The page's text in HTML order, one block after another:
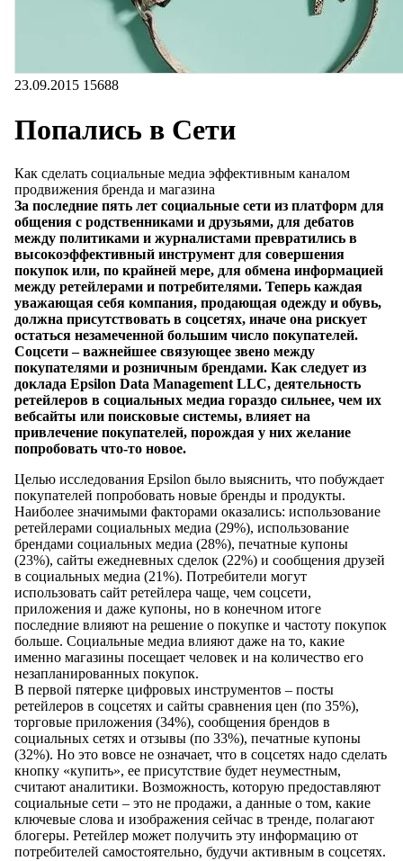
23.09.2015 15688
Попались в Сети
Как сделать социальные медиа эффективным каналом
продвижения бренда и магазина
За последние пять лет социальные сети из платформ для
общения с родственниками и друзьями, для дебатов
между политиками и журналистами превратились в
высокоэффективный инструмент для совершения
покупок или, по крайней мере, для обмена информацией
между ретейлерами и потребителями. Теперь каждая
уважающая себя компания, продающая одежду и обувь,
должна присутствовать в соцсетях, иначе она рискует
остаться незамеченной большим число покупателей.
Соцсети – важнейшее связующее звено между
покупателями и розничным брендами. Как следует из
доклада Epsilon Data Management LLC, деятельность
ретейлеров в социальных медиа гораздо сильнее, чем их
вебсайты или поисковые системы, влияет на
привлечение покупателей, порождая у них желание
попробовать что-то новое.
Целью исследования Epsilon было выяснить, что побуждает
покупателей попробовать новые бренды и продукты.
Наиболее значимыми факторами оказались: использование
ретейлерами социальных медиа (29%), использование
брендами социальных медиа (28%), печатные купоны
(23%), сайты ежедневных сделок (22%) и сообщения друзей
в социальных медиа (21%). Потребители могут
использовать сайт ретейлера чаще, чем соцсети,
приложения и даже купоны, но в конечном итоге
последние влияют на решение о покупке и частоту покупок
больше. Социальные медиа влияют даже на то, какие
именно магазины посещает человек и на количество его
незапланированных покупок.
В первой пятерке цифровых инструментов – посты
ретейлеров в соцсетях и сайты сравнения цен (по 35%),
торговые приложения (34%), сообщения брендов в
социальных сетях и отзывы (по 33%), печатные купоны
(32%). Но это вовсе не означает, что в соцсетях надо сделать
кнопку «купить», ее присутствие будет неуместным,
считают аналитики. Возможность, которую предоставляют
социальные сети – это не продажи, а данные о том, какие
ключевые слова и изображения сейчас в тренде, полагают
блогеры. Ретейлер может получить эту информацию от
потребителей самостоятельно, будучи активным в соцсетях.